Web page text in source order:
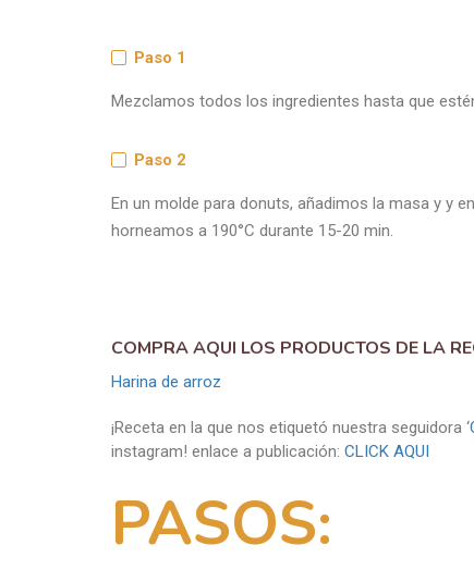
Paso 1
Mezclamos todos los ingredientes hasta que
Paso 2
En un molde para donuts, añadimos la masa y y
horneamos a 190°C durante 15-20 min.
COMPRA AQUI LOS PRODUCTOS DE LA
Harina de arroz
¡Receta en la que nos etiquetó nuestra seguidora ‘
instagram! enlace a publicación: CLICK AQUI
PASOS: